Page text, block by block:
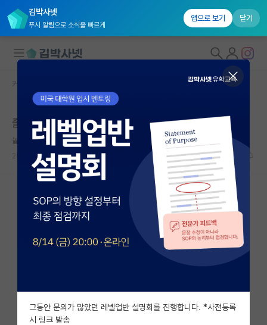
김박사넷
푸시 알림으로 소식을 빠르게
앱으로 보기 닫기
대학원생 모집
국내대학원 정보
연구실&오픈랩
커뮤니티
커뮤니티 홈
전체글보기
베스트 게시판
자유 게시판(아무개랩)
미국 유학 게시판
커뮤니티 홈
졸업하고 100% 포닥만 가는 랩은?
놀란 버트런드 러셀
2023.11.06 12 3691
그동안 문의가 많았던 레벨업반 설명회를 진행합니다. *사전등록
시 링크 발송